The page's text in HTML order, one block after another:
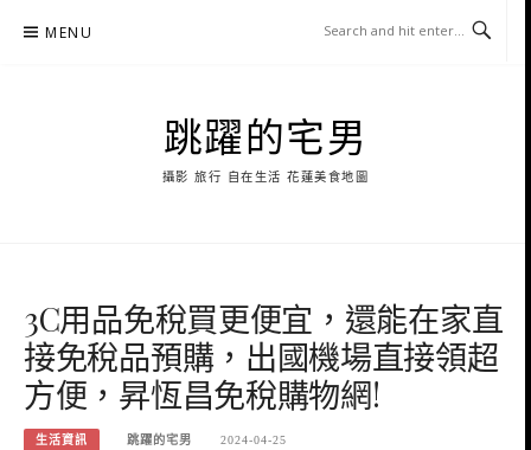
MENU
跳躍的宅男
攝影 旅行 自在生活 花蓮美食地圖
3C用品免稅買更便宜，還能在家直
接免稅品預購，出國機場直接領超
方便，昇恆昌免稅購物網!
生活資訊 跳躍的宅男 2024-04-25